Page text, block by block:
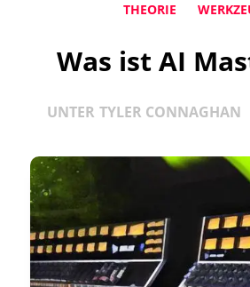
THEORIE
Was ist AI
UNTER TYLER CONNAGHAN